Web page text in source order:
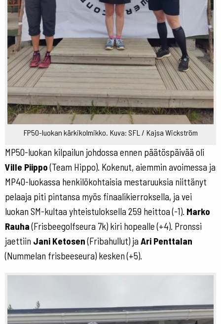
FP50-luokan kärkikolmikko. Kuva: SFL / Kajsa Wickström
MP50-luokan kilpailun johdossa ennen päätöspäivää oli
Ville Piippo(Team Hippo). Kokenut, aiemmin avoimessa ja
MP40-luokassa henkilökohtaisia mestaruuksia niittänyt
pelaaja piti pintansa myös finaalikierroksella, ja vei
luokan SM-kultaa yhteistuloksella 259 heittoa (-1). Marko
Rauha(Frisbeegolfseura 7k) kiri hopealle (+4). Pronssi
jaettiin Jani Ketosen(Fribahullut) ja Ari Penttalan
(Nummelan frisbeeseura) kesken (+5).